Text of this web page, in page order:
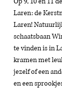
Laren: de
Laren!
schaatsbaan
te vinden is in
kramen met
jezelf of een
en een